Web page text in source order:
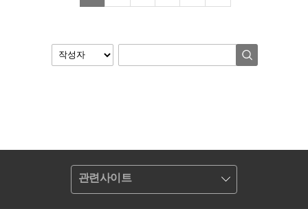
관련사이트